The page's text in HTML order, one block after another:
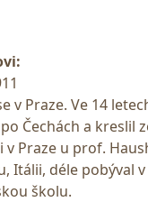
v Praze. Ve 14
Čechách a kreslil
v Praze u prof.
Itálii, déle pobýval
školu.